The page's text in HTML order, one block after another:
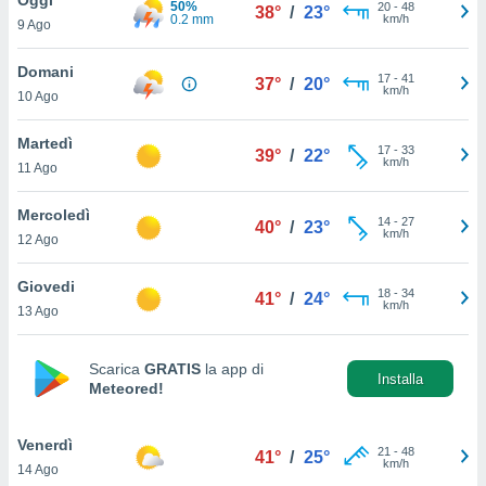
è
al sito
di
ci
di
il
un
la
nella
9 Ago
50%
0.2 mm
38° / 23° 20- 48
km/h
Domani
10 Ago
37° / 20° 17- 41
km/h
Martedì
11 Ago
39° / 22° 17- 33
km/h
Mercoledì
12 Ago
40° / 23° 14- 27
km/h
Giovedi
13 Ago
41° / 24° 18- 34
km/h
Scarica GRATIS la app di
Meteored!
Installa
Venerdì
14 Ago
41° / 25° 21 - 48
km/h